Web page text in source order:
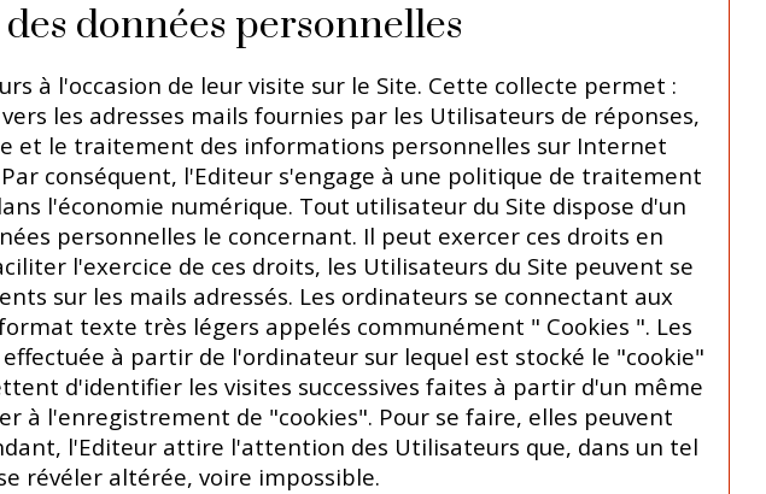
données personnelles
à l'occasion de leur visite sur le Site. Cette collecte permet :
les adresses mails fournies par les Utilisateurs de réponses,
et le traitement des informations personnelles sur Internet
conséquent, l'Editeur s'engage à une politique de traitement
l'économie numérique. Tout utilisateur du Site dispose d'un
personnelles le concernant. Il peut exercer ces droits en
l'exercice de ces droits, les Utilisateurs du Site peuvent se
sur les mails adressés. Les ordinateurs se connectant aux
texte très légers appelés communément " Cookies ". Les
à partir de l'ordinateur sur lequel est stocké le "cookie"
d'identifier les visites successives faites à partir d'un même
à l'enregistrement de "cookies". Pour se faire, elles peuvent
l'Editeur attire l'attention des Utilisateurs que, dans un tel
révéler altérée, voire impossible.